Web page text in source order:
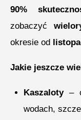
90%
zobaczyć
okresie od
Jakie jeszcze
Kaszaloty–
wodach,